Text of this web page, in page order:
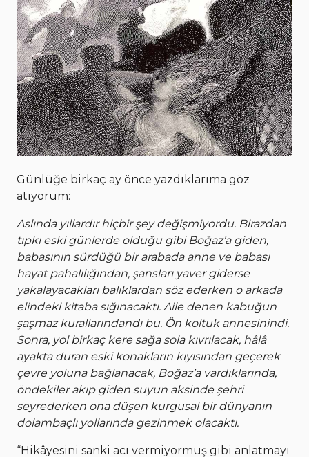
Günlüğe birkaç ay önce yazdıklarıma göz
atıyorum:
Aslında yıllardır hiçbir şey değişmiyordu. Birazdan
tıpkı eski günlerde olduğu gibi Boğaz’a giden,
babasının sürdüğü bir arabada anne ve babası
hayat pahalılığından, şansları yaver giderse
yakalayacakları balıklardan söz ederken o arkada
elindeki kitaba sığınacaktı. Aile denen kabuğun
şaşmaz kurallarındandı bu. Ön koltuk annesinindi.
Sonra, yol birkaç kere sağa sola kıvrılacak, hâlâ
ayakta duran eski konakların kıyısından geçerek
çevre yoluna bağlanacak, Boğaz’a vardıklarında,
öndekiler akıp giden suyun aksinde şehri
seyrederken ona düşen kurgusal bir dünyanın
dolambaçlı yollarında gezinmek olacaktı.
“Hikâyesini sanki acı vermiyormuş gibi anlatmayı